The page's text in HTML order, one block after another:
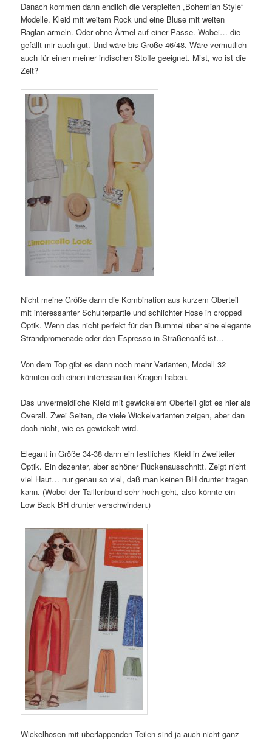
Danach kommen dann endlich die verspielten „Bohemian Style“
Modelle. Kleid mit weitem Rock und eine Bluse mit weiten
Raglan ärmeln. Oder ohne Ärmel auf einer Passe. Wobei… die
gefällt mir auch gut. Und wäre bis Größe 46/48. Wäre vermutlich
auch für einen meiner indischen Stoffe geeignet. Mist, wo ist die
Zeit?
Nicht meine Größe dann die Kombination aus kurzem Oberteil
mit interessanter Schulterpartie und schlichter Hose in cropped
Optik. Wenn das nicht perfekt für den Bummel über eine elegante
Strandpromenade oder den Espresso in Straßencafé ist…
Von dem Top gibt es dann noch mehr Varianten, Modell 32
könnten och einen interessanten Kragen haben.
Das unvermeidliche Kleid mit gewickelem Oberteil gibt es hier als
Overall. Zwei Seiten, die viele Wickelvarianten zeigen, aber dan
doch nicht, wie es gewickelt wird.
Elegant in Größe 34-38 dann ein festliches Kleid in Zweiteiler
Optik. Ein dezenter, aber schöner Rückenausschnitt. Zeigt nicht
viel Haut… nur genau so viel, daß man keinen BH drunter tragen
kann. (Wobei der Taillenbund sehr hoch geht, also könnte ein
Low Back BH drunter verschwinden.)
Wickelhosen mit überlappenden Teilen sind ja auch nicht ganz